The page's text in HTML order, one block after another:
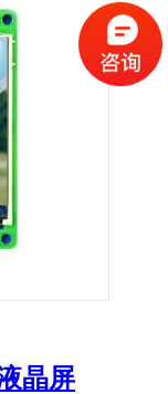
晶屏